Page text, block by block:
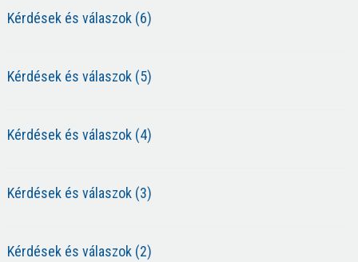
Kérdések és válaszok (6)
Kérdések és válaszok (5)
Kérdések és válaszok (4)
Kérdések és válaszok (3)
Kérdések és válaszok (2)